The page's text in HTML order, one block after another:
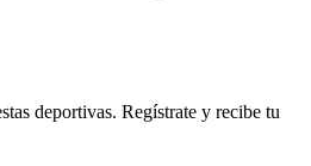
deportivas. Regístrate y recibe tu